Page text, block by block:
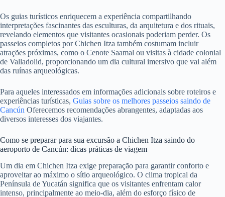
Os guias turísticos enriquecem a experiência compartilhando
interpretações fascinantes das esculturas, da arquitetura e dos rituais,
revelando elementos que visitantes ocasionais poderiam perder. Os
passeios completos por Chichen Itza também costumam incluir
atrações próximas, como o Cenote Saamal ou visitas à cidade colonial
de Valladolid, proporcionando um dia cultural imersivo que vai além
das ruínas arqueológicas.
Para aqueles interessados ​​em informações adicionais sobre roteiros e
experiências turísticas, Guias sobre os melhores passeios saindo de
Cancún Oferecemos recomendações abrangentes, adaptadas aos
diversos interesses dos viajantes.
Como se preparar para sua excursão a Chichen Itza saindo do
aeroporto de Cancún: dicas práticas de viagem
Um dia em Chichen Itza exige preparação para garantir conforto e
aproveitar ao máximo o sítio arqueológico. O clima tropical da
Península de Yucatán significa que os visitantes enfrentam calor
intenso, principalmente ao meio-dia, além do esforço físico de